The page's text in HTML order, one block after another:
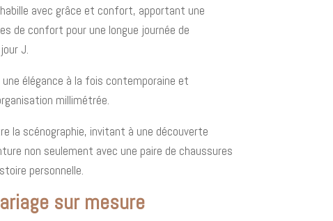
avec grâce et confort, apportant une
de confort pour une longue journée de
J.
élégance à la fois contemporaine et
millimétrée.
la scénographie, invitant à une découverte
non seulement avec une paire de chaussures
personnelle.
sur mesure